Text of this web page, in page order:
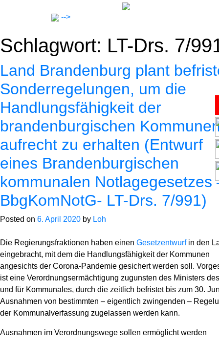
-->
Anwälte
Notar
Expertise
Karriere
Schlagwort: LT-Drs. 7/
Land Brandenburg plant
Sonderregelungen, um die
Handlungsfähigkeit der
brandenburgischen
aufrecht zu erhalten (Entwurf
eines Brandenburgischen
kommunalen Notlagegesetzes
BbgKomNotG- LT-Drs. 7/991)
Posted on 6. April 2020 by Loh
Die Regierungsfraktionen haben einen Gesetzentwurfin den
eingebracht, mit dem die Handlungsfähigkeit der Kommunen
angesichts der Corona-Pandemie gesichert werden soll.
ist eine Verordnungsermächtigung zugunsten des Ministers
und für Kommunales, durch die zeitlich befristet bis zum 30.
Ausnahmen von bestimmten – eigentlich zwingenden –
der Kommunalverfassung zugelassen werden kann.
Ausnahmen im Verordnungswege sollen ermöglicht werden